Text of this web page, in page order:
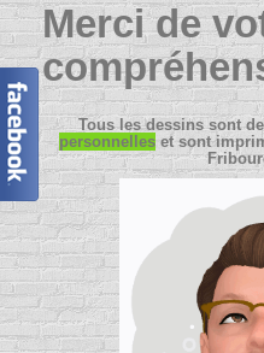
Merci de
Tous les dessins sont
personnelles et sont